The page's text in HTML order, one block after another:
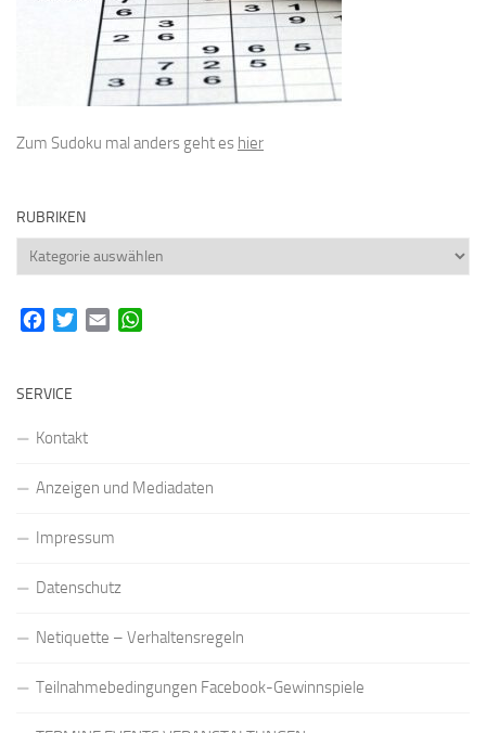
Zum Sudoku mal anders geht es hier
RUBRIKEN
Rubriken
FacebookTwitterEmail
SERVICE
Kontakt
Anzeigen und Mediadaten
Impressum
Datenschutz
Netiquette – Verhaltensregeln
Teilnahmebedingungen Facebook-Gewinnspiele